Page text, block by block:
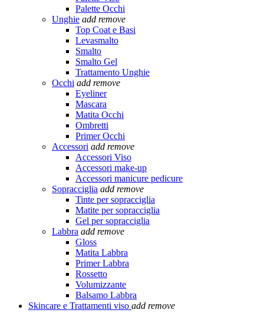
Palette Occhi
Unghie add remove
Top Coat e Basi
Levasmalto
Smalto
Smalto Gel
Trattamento Unghie
Occhi add remove
Eyeliner
Mascara
Matita Occhi
Ombretti
Primer Occhi
Accessori add remove
Accessori Viso
Accessori make-up
Accessori manicure pedicure
Sopracciglia add remove
Tinte per sopracciglia
Matite per sopracciglia
Gel per sopracciglia
Labbra add remove
Gloss
Matita Labbra
Primer Labbra
Rossetto
Volumizzante
Balsamo Labbra
Skincare e Trattamenti viso add remove